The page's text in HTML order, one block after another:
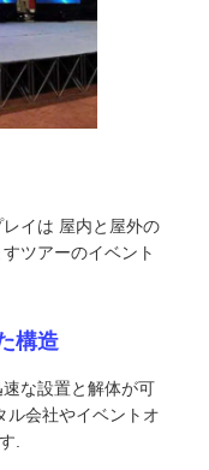
イは 屋内と屋外の
ツアーのイベント
構造
な設置と解体が可
ル会社やイベントオ
.